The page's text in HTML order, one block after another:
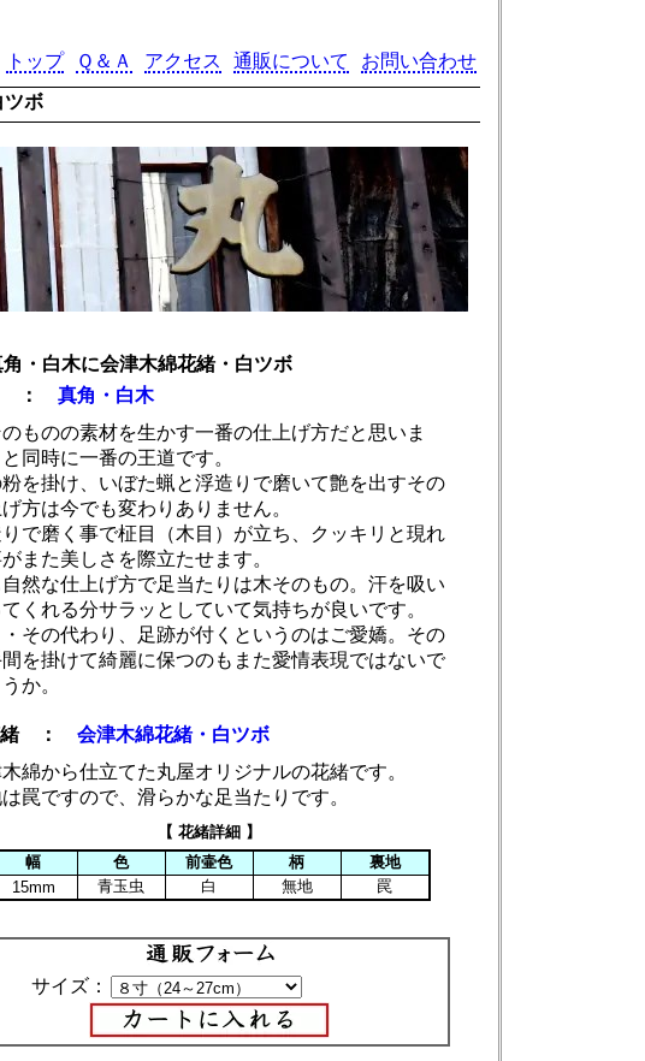
トップ Ｑ＆Ａ アクセス 通販について
お問い合わせ
ツボ
角・白木に会津木綿花緒・白ツボ
：真角・白木
ものの素材を生かす一番の仕上げ方だと思いま
同時に一番の王道です。
を掛け、いぼた蝋と浮造りで磨いて艶を出すその
方は今でも変わりありません。
で磨く事で柾目（木目）が立ち、クッキリと現れ
また美しさを際立たせます。
然な仕上げ方で足当たりは木そのもの。汗を吸い
くれる分サラッとしていて気持ちが良いです。
・その代わり、足跡が付くというのはご愛嬌。その
を掛けて綺麗に保つのもまた愛情表現ではないで
か。
緒 ：会津木綿花緒・白ツボ
綿から仕立てた丸屋オリジナルの花緒です。
罠ですので、滑らかな足当たりです。
【 花緒詳細 】
幅
色 前壷色 柄
裏地
15mm
青玉虫 白 無地 罠
サイズ：